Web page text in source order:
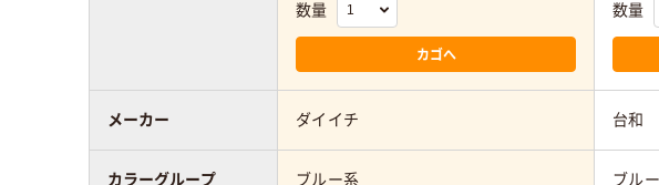
数量
カゴへ
数量
メーカー ダイイチ 台和
カラーグループ ブルー系 ブル